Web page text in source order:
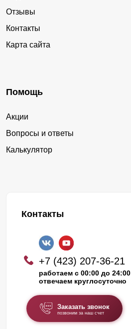
Отзывы
Контакты
Карта сайта
Помощь
Акции
Вопросы и ответы
Калькулятор
Контакты
+7 (423) 207-36-21
работаем с 00:00 до 24:00
отвечаем круглосуточно
Заказать звонок
позвоним за наш счет